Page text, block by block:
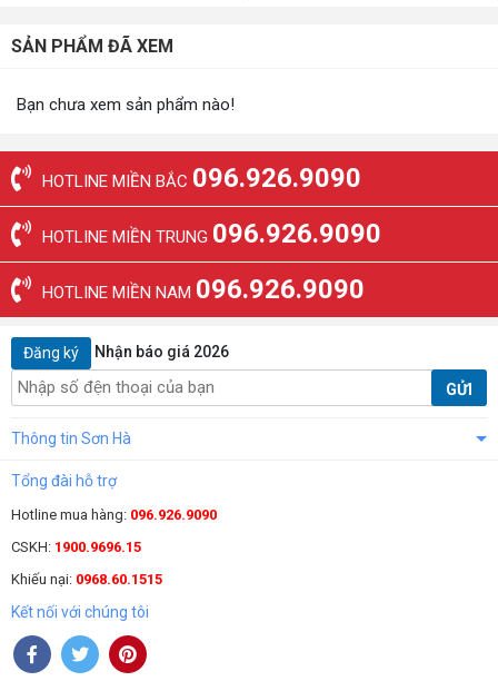
SẢN PHẨM ĐÃ XEM
Bạn chưa xem sản phẩm nào!
HOTLINE MIỀN BẮC 096.926.9090
HOTLINE MIỀN TRUNG 096.926.9090
HOTLINE MIỀN NAM 096.926.9090
Đăng ký Nhận báo giá 2026
GỬI
Thông tin Sơn Hà
Tổng đài hỗ trợ
Hotline mua hàng: 096.926.9090
CSKH: 1900.9696.15
Khiếu nại: 0968.60.1515
Kết nối với chúng tôi